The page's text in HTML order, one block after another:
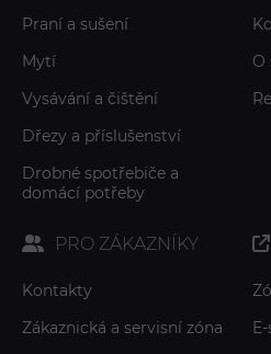
Praní a sušení
Mytí
Vysávání a čištění
Dřezy a příslušenství
Drobné spotřebiče a
domácí potřeby
O
PRO ZÁKAZNÍKY
Kontakty
Zákaznická a servisní zóna